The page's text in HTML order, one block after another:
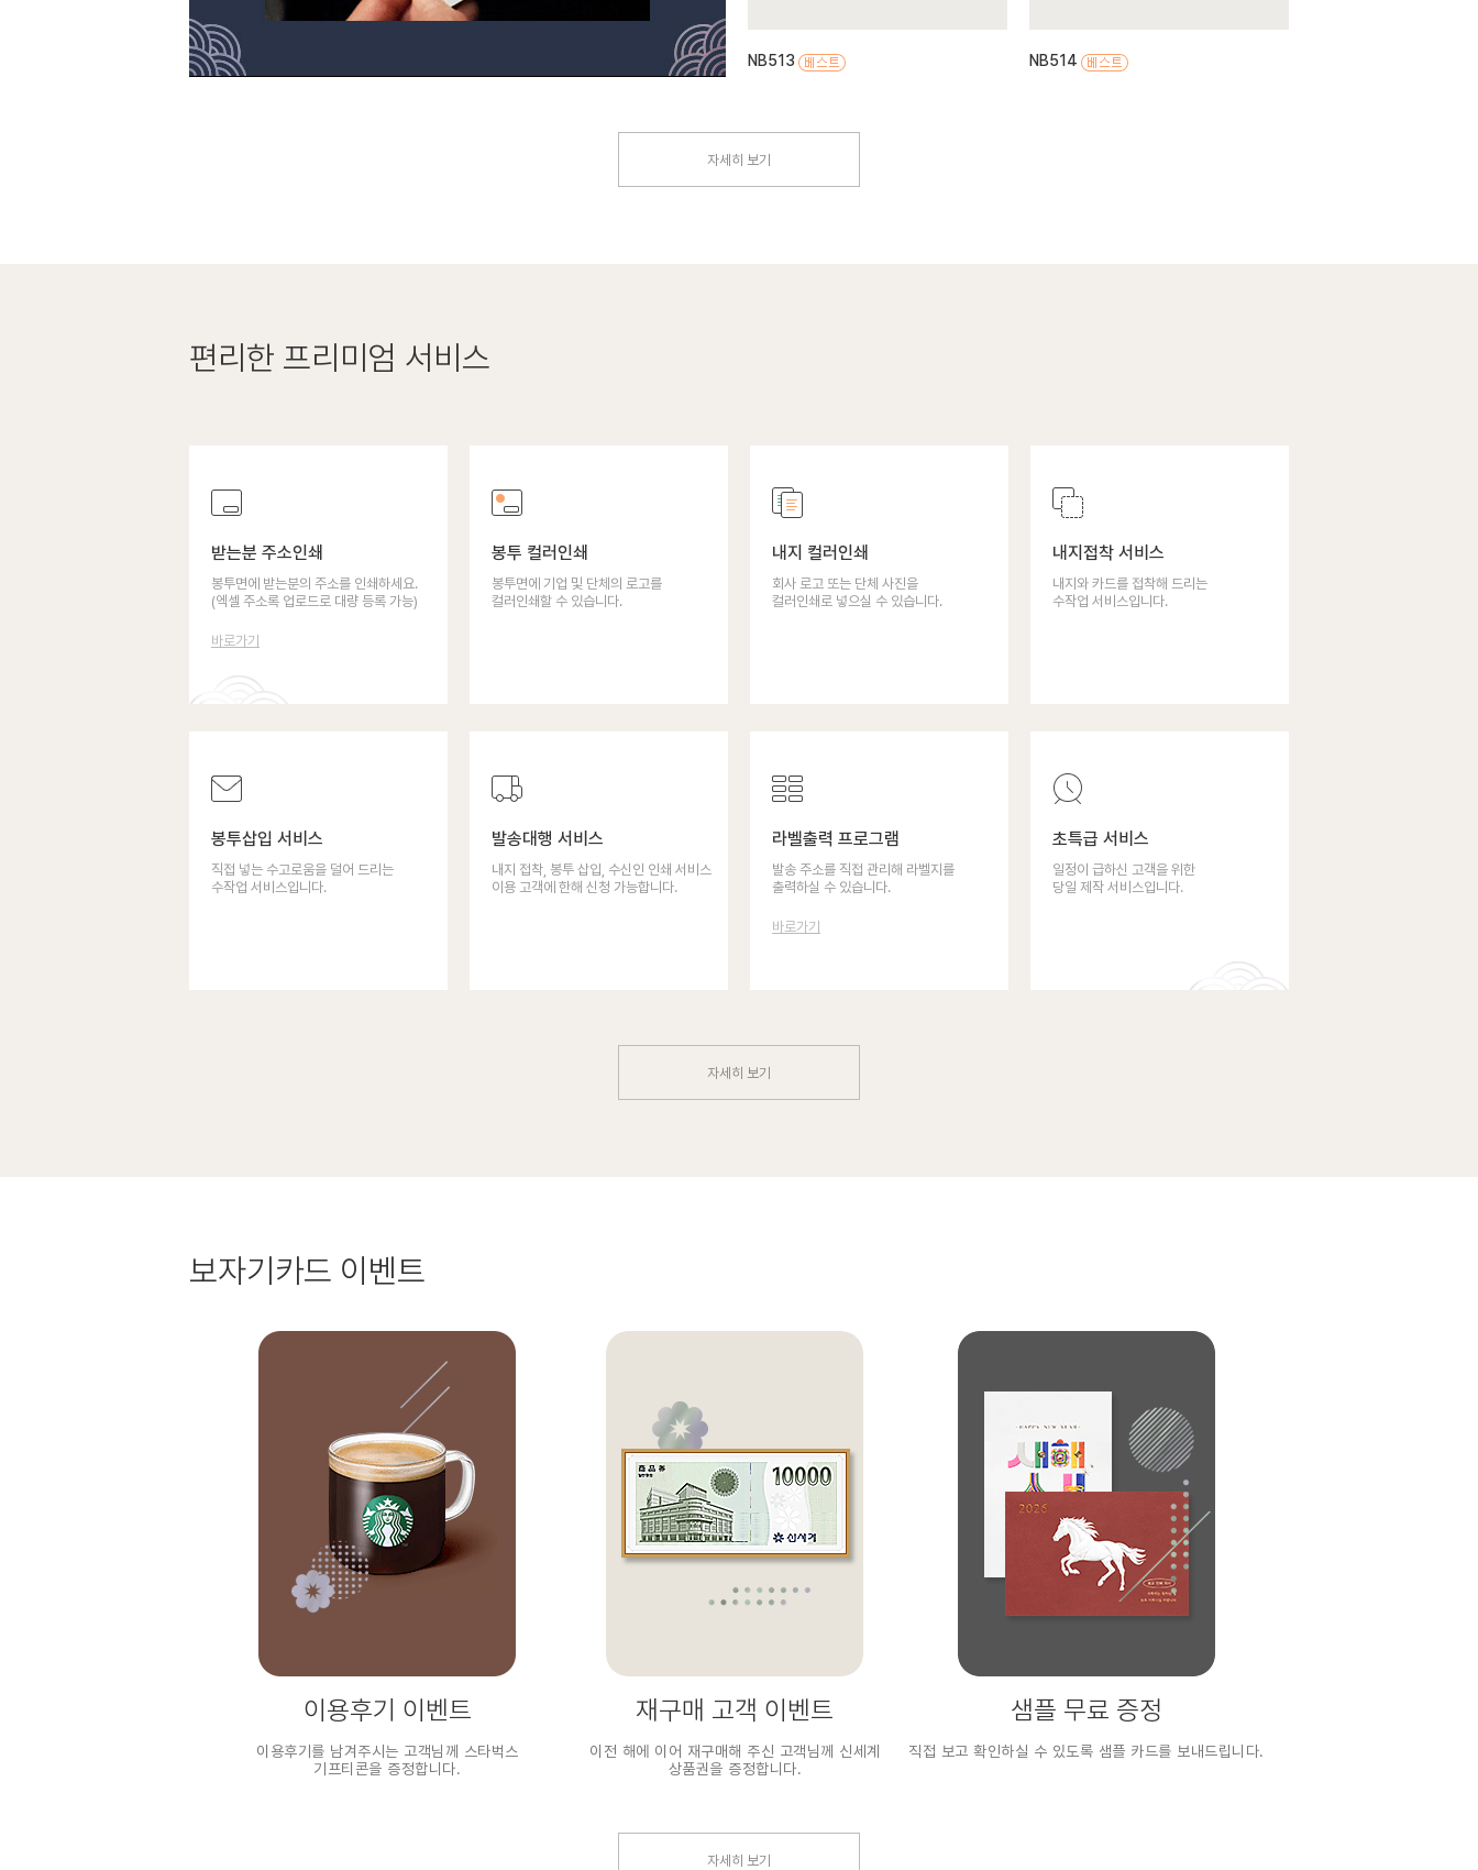
NB513 NB514
자세히 보기
편리한 프리미엄 서비스
받는분 주소인쇄
봉투면에 받는분의 주소를 인쇄하세요.
(엑셀 주소록 업로드로 대량 등록 가능)
바로가기
봉투 컬러인쇄
봉투면에 기업 및 단체의 로고를
컬러인쇄할 수 있습니다.
내지 컬러인쇄
회사 로고 또는 단체 사진을
컬러인쇄로 넣으실 수 있습니다.
내지접착 서비스
내지와 카드를 접착해 드리는
수작업 서비스입니다.
봉투삽입 서비스
직접 넣는 수고로움을 덜어 드리는
수작업 서비스입니다.
발송대행 서비스
내지 접착, 봉투 삽입, 수신인 인쇄 서비스
이용 고객에 한해 신청 가능합니다.
라벨출력 프로그램
발송 주소를 직접 관리해 라벨지를
출력하실 수 있습니다.
바로가기
초특급 서비스
일정이 급하신 고객을 위한
당일 제작 서비스입니다.
자세히 보기
보자기카드 이벤트
이용후기 이벤트
이용후기를 남겨주시는 고객님께 스타벅스
기프티콘을 증정합니다.
재구매 고객 이벤트
이전 해에 이어 재구매해 주신 고객님께 신세계
상품권을 증정합니다.
샘플 무료 증정
직접 보고 확인하실 수 있도록 샘플 카드를 보내드립니다.
자세히 보기